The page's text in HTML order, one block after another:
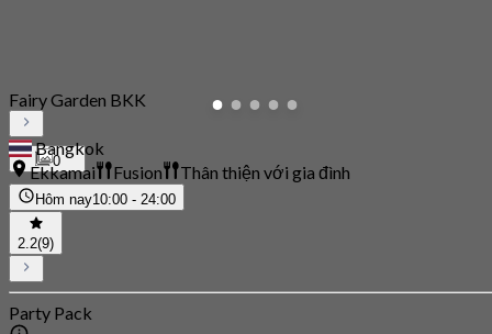
0
Fairy Garden BKK
Bangkok
Ekkamai
Fusion Thân thiện với gia đình
Hôm nay10:00 - 24:00
2.2(9)
Party Pack